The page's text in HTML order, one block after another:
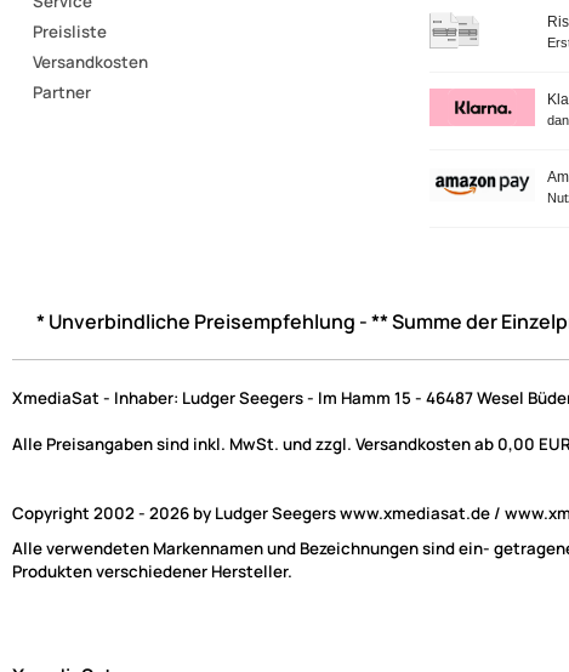
Preisliste
Versandkosten
Partner
* Unverbindliche Preisempfehlung - ** Summe der
XmediaSat - Inhaber: Ludger Seegers - Im Hamm 15 - 46487 Wesel
Alle Preisangaben sind inkl. MwSt. und zzgl. Versandkosten ab 0,00
Copyright 2002 - 2026 by Ludger Seegers www.xmediasat.de /
Alle verwendeten Markennamen und Bezeichnungen sind ein-
Produkten verschiedener Hersteller.